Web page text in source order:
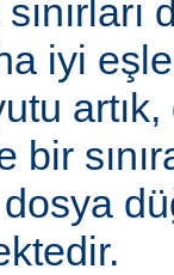
iyi
bir